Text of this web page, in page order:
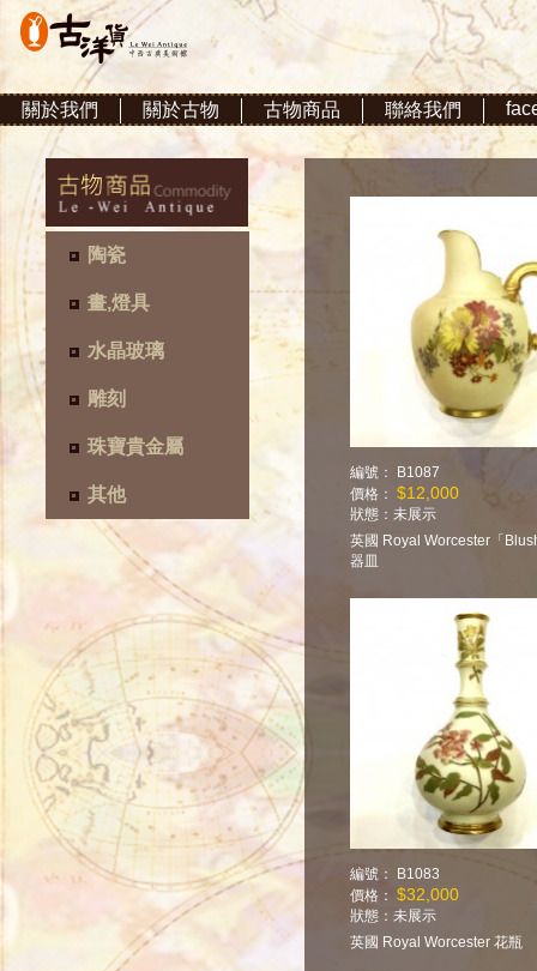
關於我們 關於古物 古物商品 聯絡我們
陶瓷
畫,燈具
水晶玻璃
雕刻
珠寶貴金屬
其他
編號： B1087
價格： $12,000
狀態： 未展示
英國 Royal Worcester「
器皿
編號： B1083
價格： $32,000
狀態： 未展示
英國 Royal Worcester 花瓶